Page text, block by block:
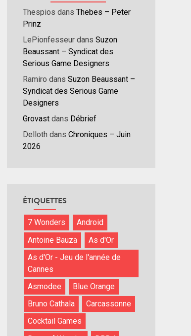
Thespios dans Thebes – Peter
Prinz
LePionfesseur dans Suzon
Beaussant – Syndicat des
Serious Game Designers
Ramiro dans Suzon Beaussant –
Syndicat des Serious Game
Designers
Grovast dans Débrief
Delloth dans Chroniques – Juin
2026
ÉTIQUETTES
7 Wonders
Android
Antoine Bauza
As d'Or
As d'Or - Jeu de l'année de
Cannes
Asmodee
Blue Orange
Bruno Cathala
Carcassonne
Cocktail Games